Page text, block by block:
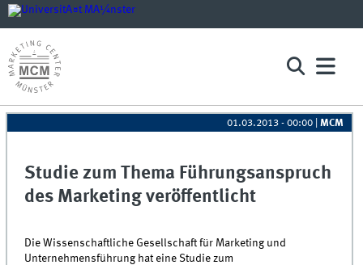
01.03.2013 - 00:00 |MCM
Studie zum Thema Führungsanspruch
des Marketing veröffentlicht
Die Wissenschaftliche Gesellschaft für Marketing und
Unternehmensführung hat eine Studie zum